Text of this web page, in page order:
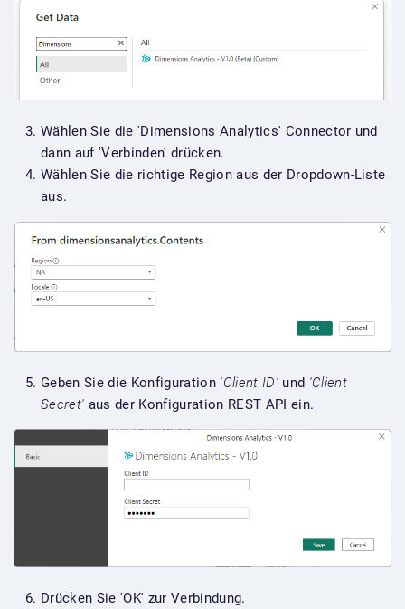
Wählen Sie die 'Dimensions Analytics' Connector und
dann auf 'Verbinden' drücken.
Wählen Sie die richtige Region aus der Dropdown-Liste
aus.
Geben Sie die Konfiguration 'Client ID'und 'Client
Secret' aus der Konfiguration REST API ein.
Drücken Sie 'OK' zur Verbindung.